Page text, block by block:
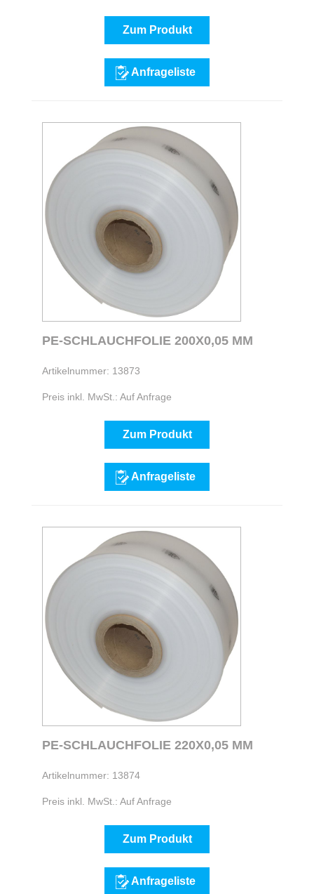
Zum Produkt
Anfrageliste
PE-SCHLAUCHFOLIE 200X0,05 MM
Artikelnummer: 13873
Preis inkl. MwSt.: Auf Anfrage
Zum Produkt
Anfrageliste
PE-SCHLAUCHFOLIE 220X0,05 MM
Artikelnummer: 13874
Preis inkl. MwSt.: Auf Anfrage
Zum Produkt
Anfrageliste